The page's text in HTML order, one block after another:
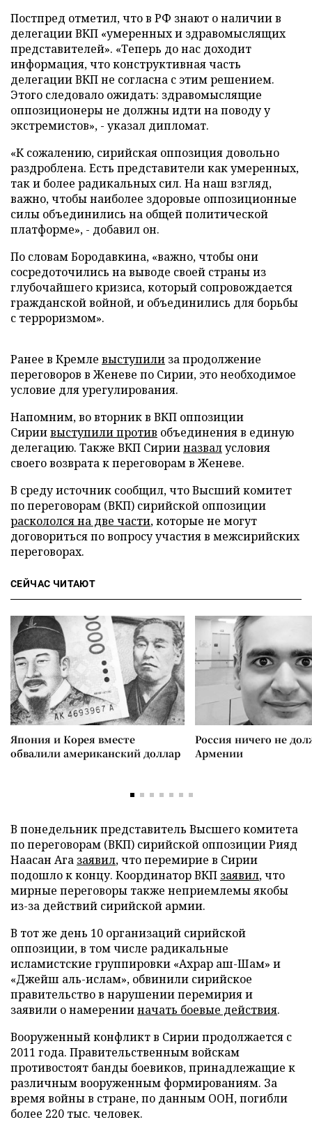
Постпред отметил, что в РФ знают о наличии в
делегации ВКП «умеренных и здравомыслящих
представителей». «Теперь до нас доходит
информация, что конструктивная часть
делегации ВКП не согласна с этим решением.
Этого следовало ожидать: здравомыслящие
оппозиционеры не должны идти на поводу у
экстремистов», - указал дипломат.
«К сожалению, сирийская оппозиция довольно
раздроблена. Есть представители как умеренных,
так и более радикальных сил. На наш взгляд,
важно, чтобы наиболее здоровые оппозиционные
силы объединились на общей политической
платформе», - добавил он.
По словам Бородавкина, «важно, чтобы они
сосредоточились на выводе своей страны из
глубочайшего кризиса, который сопровождается
гражданской войной, и объединились для борьбы
с терроризмом».
Ранее в Кремле выступили за продолжение
переговоров в Женеве по Сирии, это необходимое
условие для урегулирования.
Напомним, во вторник в ВКП оппозиции
Сириивыступили против объединения в единую
делегацию. Также ВКП Сирииназвалусловия
своего возврата к переговорам в Женеве.
В среду источник сообщил, что Высший комитет
по переговорам (ВКП) сирийской оппозиции
раскололся на две части, которые не могут
договориться по вопросу участия в межсирийских
переговорах.
СЕЙЧАС ЧИТАЮТ
Япония и Корея вместе
обвалили американский доллар
Россия ничего не
Армении
В понедельник представитель Высшего комитета
по переговорам (ВКП) сирийской оппозиции Рияд
Наасан Ага заявил, что перемирие в Сирии
подошло к концу. Координатор ВКП заявил, что
мирные переговоры также неприемлемы якобы
из-за действий сирийской армии.
В тот же день 10 организаций сирийской
оппозиции, в том числе радикальные
исламистские группировки «Ахрар аш-Шам» и
«Джейш аль-ислам», обвинили сирийское
правительство в нарушении перемирия и
заявили о намеренииначать боевые действия.
Вооруженный конфликт в Сирии продолжается с
2011 года. Правительственным войскам
противостоят банды боевиков, принадлежащие к
различным вооруженным формированиям. За
время войны в стране, по данным ООН, погибли
более 220 тыс. человек.